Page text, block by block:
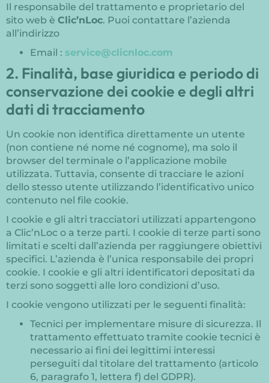
Il responsabile del trattamento e proprietario del
sito web è Clic’nLoc. Puoi contattare l’azienda
all’indirizzo
Email : service@clicnloc.com
2. Finalità, base giuridica e periodo di
conservazione dei cookie e degli altri
dati di tracciamento
Un cookie non identifica direttamente un utente
(non contiene né nome né cognome), ma solo il
browser del terminale o l’applicazione mobile
utilizzata. Tuttavia, consente di tracciare le azioni
dello stesso utente utilizzando l’identificativo unico
contenuto nel file cookie.
I cookie e gli altri tracciatori utilizzati appartengono
a Clic’nLoc o a terze parti. I cookie di terze parti sono
limitati e scelti dall’azienda per raggiungere obiettivi
specifici. L’azienda è l’unica responsabile dei propri
cookie. I cookie e gli altri identificatori depositati da
terzi sono soggetti alle loro condizioni d’uso.
I cookie vengono utilizzati per le seguenti finalità:
Tecnici per implementare misure di sicurezza. Il
trattamento effettuato tramite cookie tecnici è
necessario ai fini dei legittimi interessi
perseguiti dal titolare del trattamento (articolo
6, paragrafo 1, lettera f) del GDPR).